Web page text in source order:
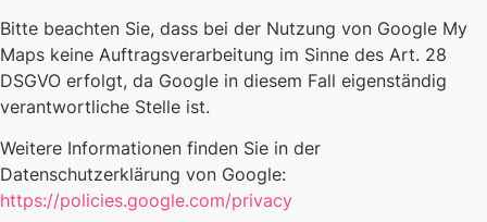
Bitte beachten Sie, dass bei der Nutzung von Google My
Maps keine Auftragsverarbeitung im Sinne des Art. 28
DSGVO erfolgt, da Google in diesem Fall eigenständig
verantwortliche Stelle ist.
Weitere Informationen finden Sie in der
Datenschutzerklärung von Google:
https://policies.google.com/privacy